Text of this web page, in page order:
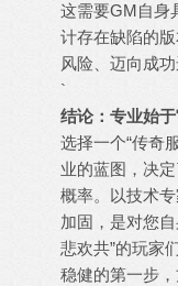
这需要GM自身
计存在缺陷的
风险、迈向成
`
结论：专业始
选择一个“传奇
业的蓝图，决
概率。以技术
加固，是对您
悲欢共”的玩家
稳健的第一步